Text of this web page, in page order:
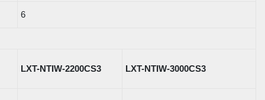
6
LXT-NTIW-2200CS3 LXT-NTIW-3000CS3